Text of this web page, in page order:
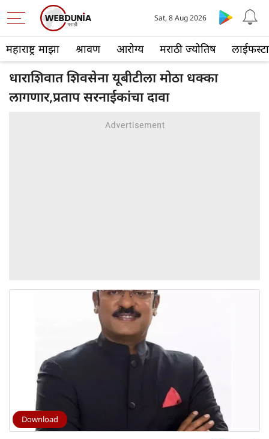
महाराष्ट्र माझा श्रावण आरोग्य मराठी ज्योतिष
Sat, 8 Aug 2026
धाराशिवात शिवसेना यूबीटीला मोठा धक्का
लागणार,प्रताप सरनाईकांचा दावा
Download